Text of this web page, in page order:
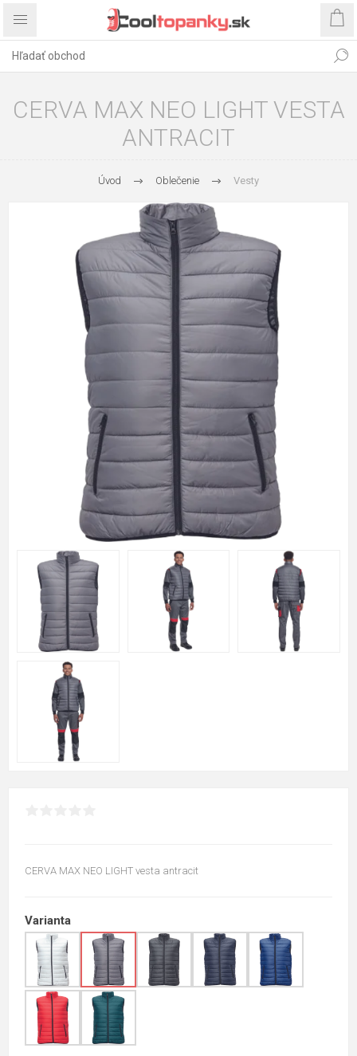
CERVA MAX NEO LIGHT VESTA
ANTRACIT
Úvod Oblečenie Vesty
CERVA MAX NEO LIGHT vesta antracit
Varianta